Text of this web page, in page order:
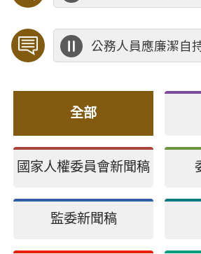
全部
國家人權委員會新聞稿
監委新聞稿